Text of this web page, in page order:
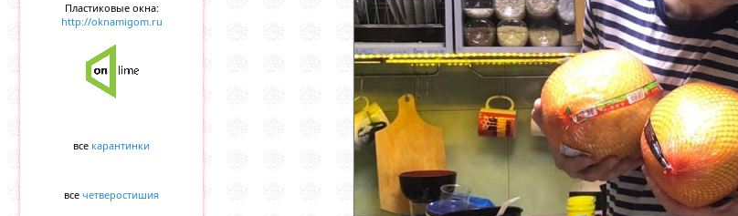
Пластиковые окна:
http://oknamigom.ru
все карантинки
все четверостишия